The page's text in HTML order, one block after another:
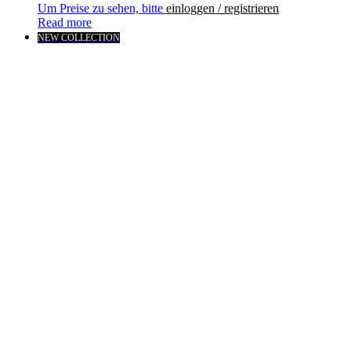
Um Preise zu sehen, bitte einloggen / registrieren
Read more
NEW COLLECTION